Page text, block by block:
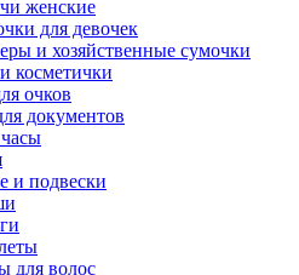
женские
для девочек
и хозяйственные сумочки
косметички
очков
документов
и подвески
для волос